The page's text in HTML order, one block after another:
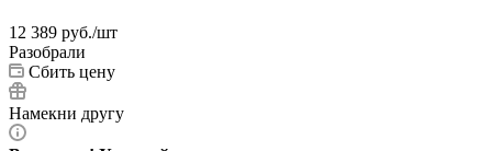
12 389 руб./шт
Разобрали
Сбить цену
Намекни другу